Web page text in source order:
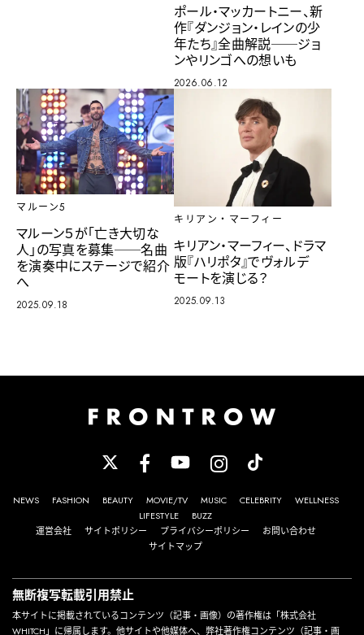
ポール・マッカートニー、新
作『ダンジョン・レインの少
年たち』全曲解説──ジョ
ンやリンゴへの想いも
2026.06.12
マルーン5
マルーン５が「亡き大切な
人」の写真を募集──名曲
を演奏中にステージで紹介
へ
2025.09.18
キリアン・マーフィー
キリアン・マーフィー、ドラマ
版『ハリポタ』でヴォルデ
モートを演じる？
2025.09.13
NEWS FASHION BEAUTY MOVIE/TV MUSIC CELEBRITY
WELLNESS
LIFESTYLE
BUZZ
運営会社
サイトポリシー プライバシーポリシー
お問い合わせ
サイトマップ
無断複写転載引用禁止
本サイトに掲載されているコンテンツ（記事・画像）の著作権は「株式会社
WHITCH」に帰属します。他サイトや他媒体へ、弊社著作権コンテンツ（記事・画